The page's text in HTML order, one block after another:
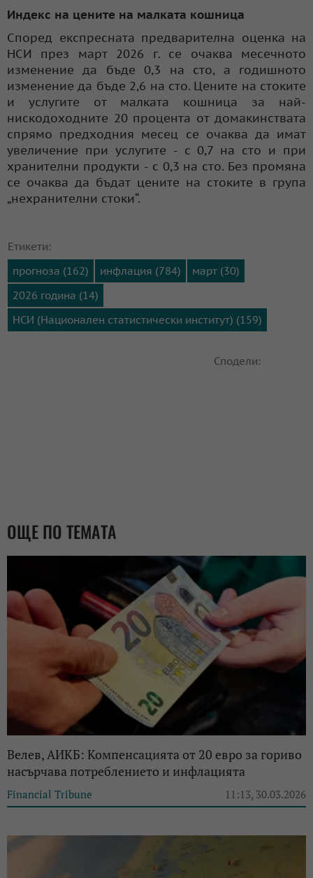
Индекс на цените на малката кошница
Според експресната предварителна оценка на
НСИ през март 2026 г. се очаква месечното
изменение да бъде 0,3 на сто, а годишното
изменение да бъде 2,6 на сто. Цените на стоките
и услугите от малката кошница за най-
нискодоходните 20 процента от домакинствата
спрямо предходния месец се очаква да имат
увеличение при услугите - с 0,7 на сто и при
хранителни продукти - с 0,3 на сто. Без промяна
се очаква да бъдат цените на стоките в група
„нехранителни стоки“.
Етикети:
прогноза (162)
инфлация (784)
март (30)
2026 година (14)
НСИ (Национален статистически институт) (159)
Сподели:
ОЩЕ ПО ТЕМАТА
Велев, АИКБ: Компенсацията от 20 евро за гориво
насърчава потреблението и инфлацията
Financial Tribune 11:13, 30.03.2026